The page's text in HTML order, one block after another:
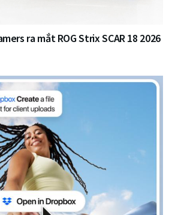
ra mắt ROG Strix SCAR 18 2026